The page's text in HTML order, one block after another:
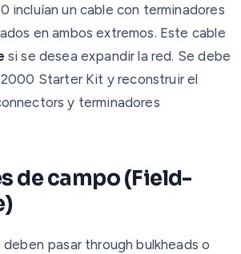
incluían un cable con terminadores
en ambos extremos. Este cable
si se desea expandir la red. Se debe
Starter Kit y reconstruir el
y terminadores
de campo (Field-
pasar through bulkheads o